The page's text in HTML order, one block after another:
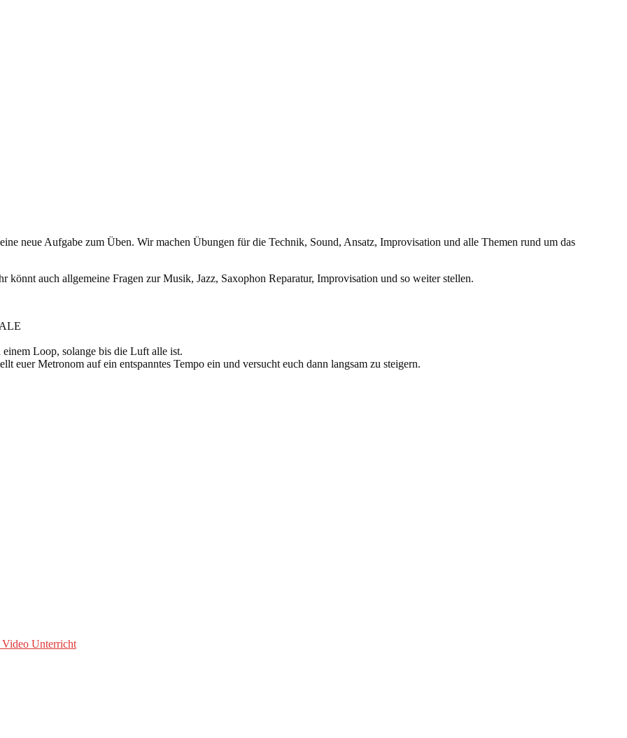
neue Aufgabe zum Üben. Wir machen Übungen für die Technik, Sound, Ansatz, Improvisation und alle Themen rund um das
könnt auch allgemeine Fragen zur Musik, Jazz, Saxophon Reparatur, Improvisation und so weiter stellen.
Loop, solange bis die Luft alle ist.
euer Metronom auf ein entspanntes Tempo ein und versucht euch dann langsam zu steigern.
Video Unterricht